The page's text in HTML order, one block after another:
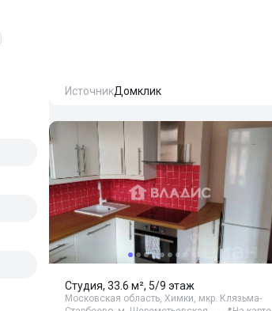
ИсточникДомклик
Студия, 33.6 м², 5/9 этаж
Московская область, Химки, мкр. Клязьма-